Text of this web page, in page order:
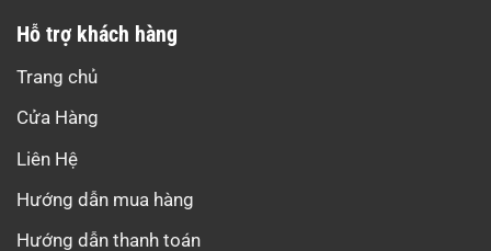
Hỗ trợ khách hàng
Trang chủ
Cửa Hàng
Liên Hệ
Hướng dẫn mua hàng
Hướng dẫn thanh toán